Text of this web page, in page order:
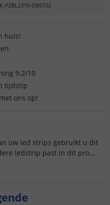
PZBL2310-OBST02
huis!
9.2/10
tijdstip
met ons op!
uw led strips gebruikt u dit
ledstrip past in dit pro...